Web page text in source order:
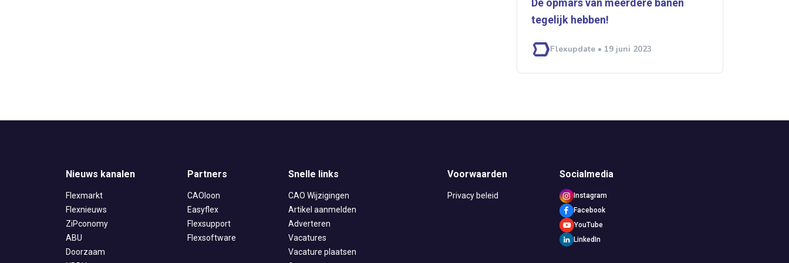
tegelijk hebben!
Flexupdate • 19 juni 2023
Nieuws kanalen
Flexmarkt
Flexnieuws
ZiPconomy
ABU
Doorzaam
Partners
CAOloon
Easyflex
Flexsupport
Flexsoftware
Snelle links
CAO Wijzigingen
Artikel aanmelden
Adverteren
Vacatures
Vacature plaatsen
Voorwaarden
Privacy beleid
Socialmedia
Instagram
Facebook
YouTube
LinkedIn